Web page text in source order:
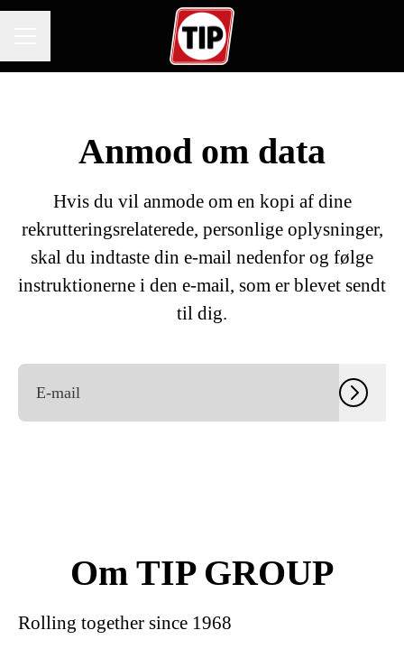
Anmod om data
Hvis du vil anmode om en kopi af dine
rekrutteringsrelaterede, personlige oplysninger,
skal du indtaste din e-mail nedenfor og følge
instruktionerne i den e-mail, som er blevet sendt
til dig.
Om TIP GROUP
Rolling together since 1968